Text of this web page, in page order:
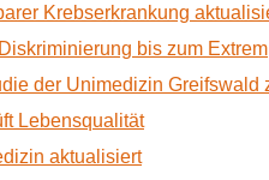
Krebserkrankung
bis zum Extrem
der Unimedizin Greifswald
Lebensqualität
aktualisiert